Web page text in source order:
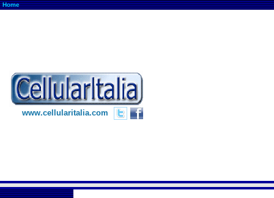
Home
www.cellularitalia.com